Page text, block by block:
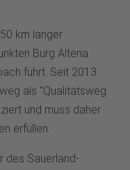
km langer
Burg Altena
führt. Seit 2013
als "Qualitätsweg
und muss daher
erfüllen.
des Sauerland-